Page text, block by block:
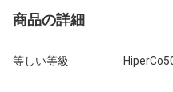
ダニエルのweree
商品の詳細
等しい等級